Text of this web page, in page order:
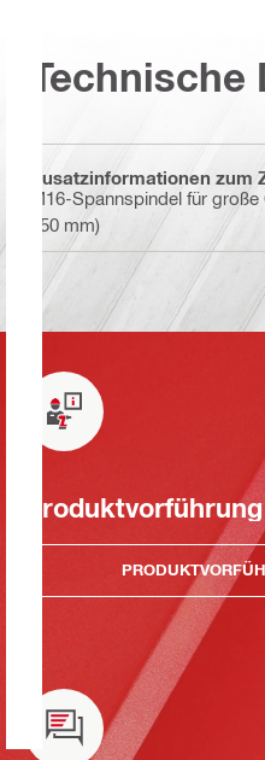
Technische
Zusatzinformationen zum
M16-Spannspindel für
250 mm)